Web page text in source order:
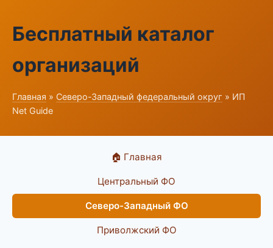
Бесплатный каталог
организаций
Главная » Северо-Западный федеральный округ » ИП
Net Guide
🏠 Главная
Центральный ФО
Северо-Западный ФО
Приволжский ФО